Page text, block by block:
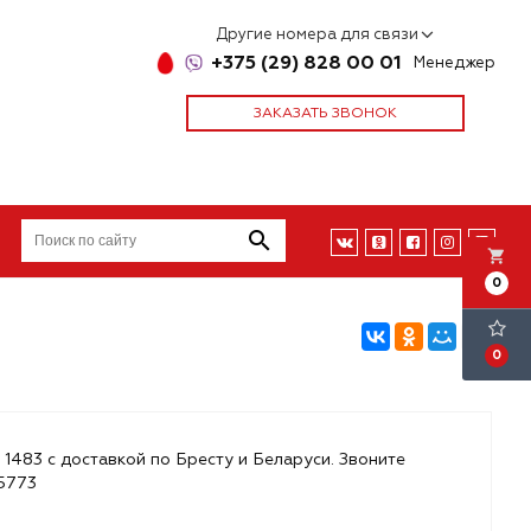
Другие номера для связи
+375 (29) 828 00 01 Менеджер
ЗАКАЗАТЬ ЗВОНОК
local_grocery_store
0
0
с доставкой по Бресту и Беларуси. Звоните